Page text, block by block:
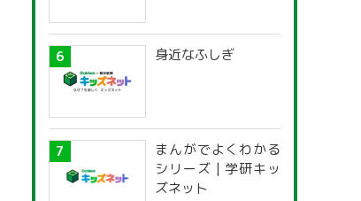
身近なふしぎ
まんがでよくわかる
シリーズ | 学研キッ
ズネット